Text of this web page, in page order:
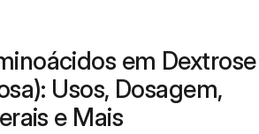
em Dextrose
Usos, Dosagem,
e Mais